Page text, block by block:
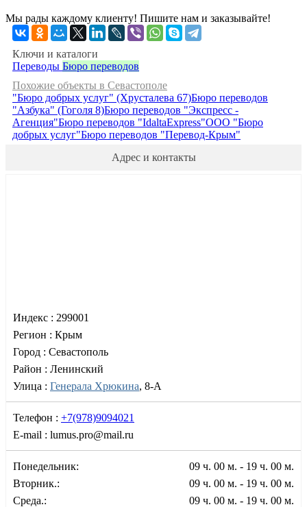
Мы рады каждому клиенту! Пишите нам и заказывайте!
Ключи и каталоги
Переводы Бюро переводов
Похожие объекты в Севастополе
"Бюро добрых услуг" (Хрусталева 67)Бюро переводов
"Азбука" (Гоголя 8)Бюро переводов "Экспресс -
Агенция"Бюро переводов "IdaltaExpress"ООО "Бюро
добрых услуг"Бюро переводов "Перевод-Крым"
Адрес и контакты
Индекс : 299001
Регион : Крым
Город : Севастополь
Район : Ленинский
Улица : Генерала Хрюкина, 8-А
Телефон : +7(978)9094021
E-mail : lumus.pro@mail.ru
Понедельник:
09 ч. 00 м. - 19 ч. 00 м.
Вторник.:
09 ч. 00 м. - 19 ч. 00 м.
Среда.:
09 ч. 00 м. - 19 ч. 00 м.